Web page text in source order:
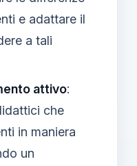
e adattare il
a tali
attivo:
che
in maniera
un